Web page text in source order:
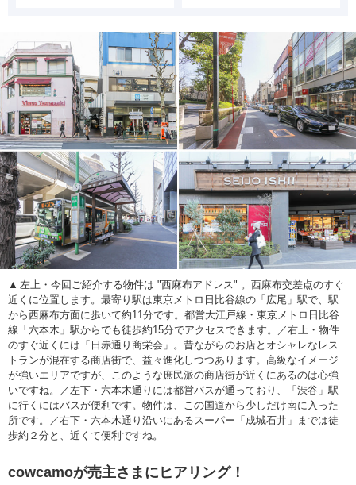
左上・今回ご紹介する物件は "西麻布アドレス" 。西麻布交差点のすぐ
近くに位置します。最寄り駅は東京メトロ日比谷線の「広尾」駅で、駅
から西麻布方面に歩いて約11分です。都営大江戸線・東京メトロ日比谷
線「六本木」駅からでも徒歩約15分でアクセスできます。／右上・物件
のすぐ近くには「日赤通り商栄会」。昔ながらのお店とオシャレなレス
トランが混在する商店街で、益々進化しつつあります。高級なイメージ
が強いエリアですが、このような庶民派の商店街が近くにあるのは心強
いですね。／左下・六本木通りには都営バスが通っており、「渋谷」駅
に行くにはバスが便利です。物件は、この国道から少しだけ南に入った
所です。／右下・六本木通り沿いにあるスーパー「成城石井」までは徒
歩約２分と、近くて便利ですね。
cowcamoが売主さまにヒアリング！